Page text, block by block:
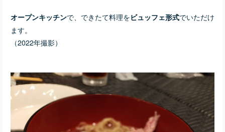
オープンキッチンで、できたて料理をビュッフェ形式でいただけ
ます。
（2022年撮影）